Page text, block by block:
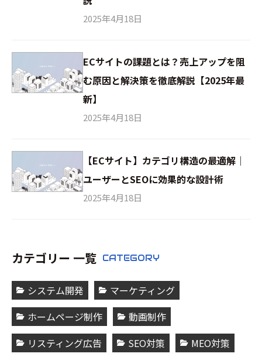
2025年4月18日
ECサイトの課題とは？売上アップを阻
む原因と解決策を徹底解説【2025年最
新】
2025年4月18日
【ECサイト】カテゴリ構造の最適解｜
ユーザーとSEOに効果的な設計術
2025年4月18日
カテゴリー 一覧 CATEGORY
システム開発
マーケティング
ホームページ制作
動画制作
リスティング広告
SEO対策
MEO対策